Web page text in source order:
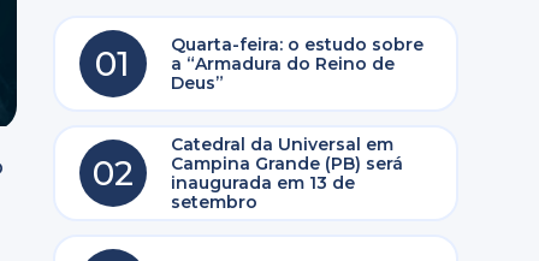
01
Quarta-feira: o estudo sobre
a “Armadura do Reino de
Deus”
02
Catedral da Universal em
Campina Grande (PB) será
inaugurada em 13 de
setembro